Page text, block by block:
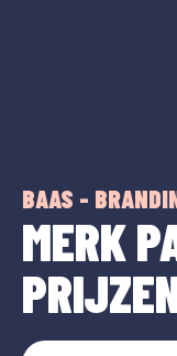
BAAS -
MERK